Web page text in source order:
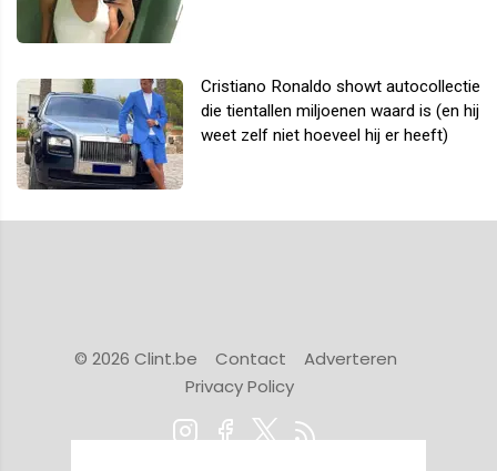
Cristiano Ronaldo showt autocollectie
die tientallen miljoenen waard is (en hij
weet zelf niet hoeveel hij er heeft)
© 2026 Clint.be Contact
Adverteren
Privacy Policy